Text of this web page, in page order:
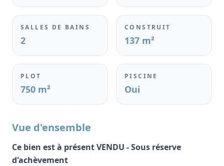
SALLES DE BAINS
2
CONSTRUIT
137 m²
PLOT
750 m²
PISCINE
Oui
Vue d'ensemble
Ce bien est à présent VENDU - Sous réserve
d'achèvement